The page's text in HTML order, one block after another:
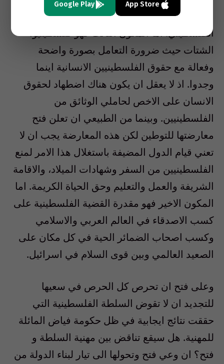
احقاق العدالة والمساواة لهذه الفئه من الشعب
الفلسطيني. اما المكون الثالث فهو فلسطينيوا
الشتات حيث ضرورة التعامل بصورة واضحة
وفعالة مع حقوق الفلسطينيين الانسانية اينما
وجدوا. اذ لا يعقل ان يكون هناك اضطهاد لحقوق
الانسان على الاخص لحاملي الوثائق من
الفلسطينيين. وبينما من الطبيعي ان تعلن فتح
معارضتها للتوطين لكن هذه المعارضة يجب ان لا
تعني قيام الدول المضيفة باستغلال هذا الامر لمنع
الفلسطينيين من السفر وشهادات الميلاد، والاقامة
الشريفة والعمل والتعليم وحق الحياة الكريمة. اما
المكون الاخير فهو مقدرة القضية الفلسطينية على
كسب الاصدقاء في العالم العربي والاسلامي
وكسب اصحاب الضمائر الحية في كل مكان على
الصعيد العالمي وبين قوى السلام في اسرائيل.
وعلى فتح ان تحرص كل الحرص في سعيها
للتجديد ان لا تقوض السلطة الفلسطينية التي
حققت نتائج ايجابية في ظل حكومة فياض المائلة
للمهنية. هل سيقع تناقض بين مهنية السلطة و
فتح؟ ان وعي فتح وتحولها الى تيار لبناء الدولة من
App Store
Google Play